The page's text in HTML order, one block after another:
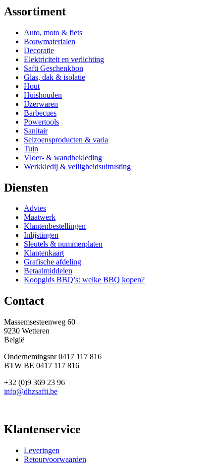
Assortiment
Auto, moto & fiets
Bouwmaterialen
Decoratie
Elektriciteit en verlichting
Safti Geschenkbon
Glas, dak & isolatie
Hout
Huishouden
IJzerwaren
Barbecues
Powertools
Sanitair
Seizoensproducten & varia
Tuin
Vloer- & wandbekleding
Werkkledij & veiligheidsuitrusting
Diensten
Advies
Maatwerk
Klantenbestellingen
Inlijstingen
Sleutels & nummerplaten
Klantenkaart
Grafische afdeling
Betaalmiddelen
Koopgids BBQ’s: welke BBQ kopen?
Contact
Massemsesteenweg 60
9230 Wetteren
België
Ondernemingsnr 0417 117 816
BTW BE 0417 117 816
+32 (0)9 369 23 96
info@dhzsafti.be
Klantenservice
Leveringen
Retourvoorwaarden